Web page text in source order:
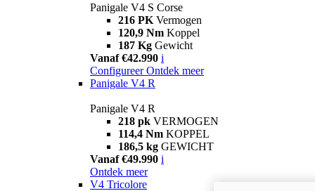
Panigale V4 S Corse
216 PK Vermogen
120,9 Nm Koppel
187 Kg Gewicht
Vanaf €42.990 i
Configureer Ontdek meer
Panigale V4 R
Panigale V4 R
218 pk VERMOGEN
114,4 Nm KOPPEL
186,5 kg GEWICHT
Vanaf €49.990 i
Ontdek meer
V4 Tricolore